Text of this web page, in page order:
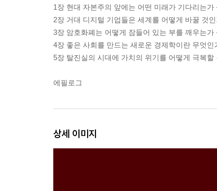
1장 현대 자본주의 앞에는 어떤 미래가 기다리는가
2장 거대 디지털 기업들은 세계를 어떻게 바꿀 것
3장 암호화폐는 어떻게 잠들어 있는 부를 깨우는가
4장 좋은 사회를 만드는 새로운 경제학이란 무엇인
5장 탈진실의 시대에 가치의 위기를 어떻게 극복
에필로그
상세 이미지